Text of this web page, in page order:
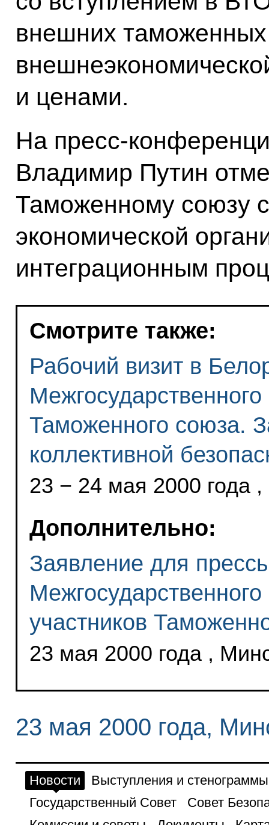
внешних
и ценами.
На пресс-
Владимир Путин
Таможенному союзу
экономической
интеграционным
Смотрите также:
Рабочий визит в
Таможенного союза.
коллективной
23 − 24 мая 2000 года
Дополнительно:
Заявление для
Межгосударственного
участников
23 мая 2000 года ,
23 мая 2000 года,
Новости
Выступления и стенограммы
Государственный Совет
Совет